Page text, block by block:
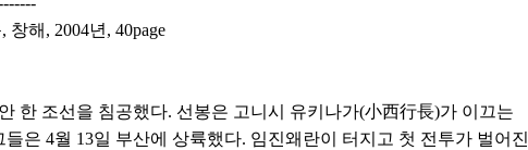
해, 2004년, 40page
한 조선을 침공했다. 선봉은 고니시 유키나가(小西行長)가 이끄는
은 4월 13일 부산에 상륙했다. 임진왜란이 터지고 첫 전투가 벌어진